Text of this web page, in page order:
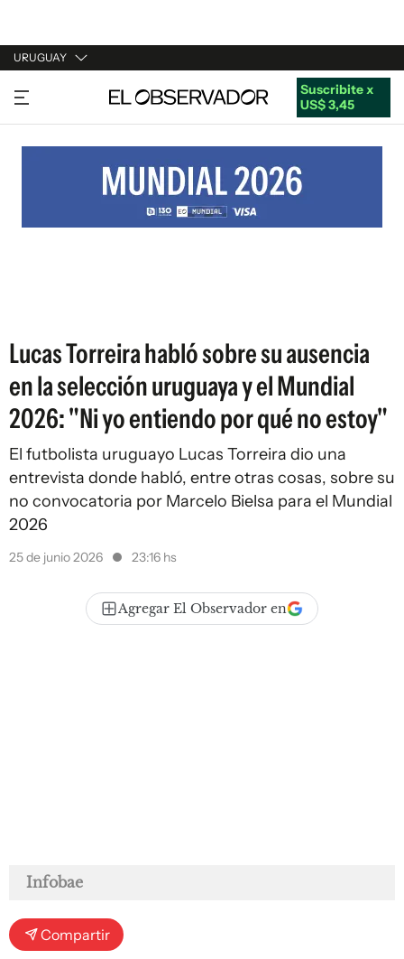
URUGUAY
URUGUAY
ARGENTINA
ESTADOS UNIDOS
Suscribite x
US$ 3,45
Lucas Torreira habló sobre su ausencia
en la selección uruguaya y el Mundial
2026: "Ni yo entiendo por qué no estoy"
El futbolista uruguayo Lucas Torreira dio una
entrevista donde habló, entre otras cosas, sobre su
no convocatoria por Marcelo Bielsa para el Mundial
2026
25 de junio 2026 23:16 hs
Agregar El Observador en
Infobae
Compartir